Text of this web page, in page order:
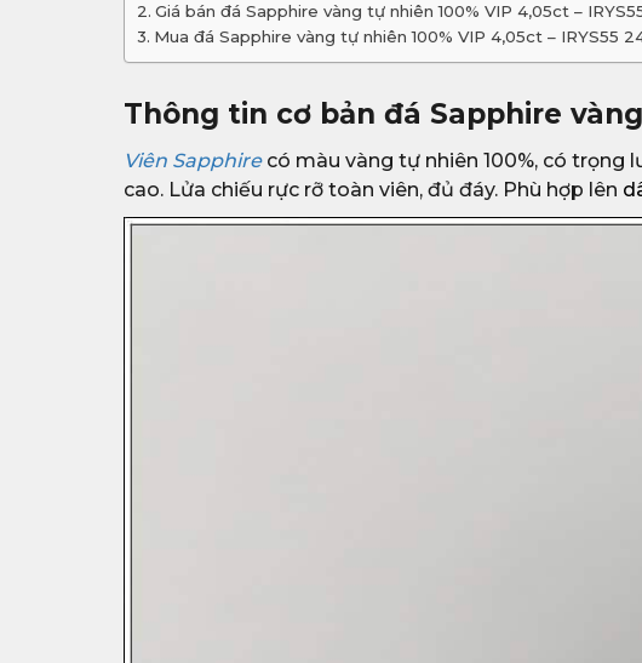
Giá bán đá Sapphire vàng tự nhiên 100% VIP 4,05ct –
Mua đá Sapphire vàng tự nhiên 100% VIP 4,05ct – IRYS55
Thông tin cơ bản đá Sapphire
Viên Sapphire có màu vàng tự nhiên 100%, có trọng
cao. Lửa chiếu rực rỡ toàn viên, đủ đáy. Phù hợp lên